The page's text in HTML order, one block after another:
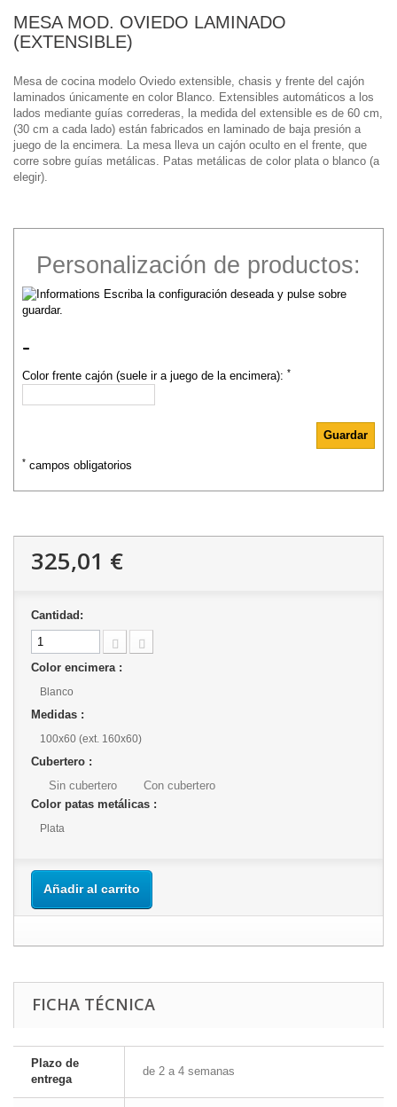
MESA MOD. OVIEDO LAMINADO
(EXTENSIBLE)
Mesa de cocina modelo Oviedo extensible, chasis y frente del cajón
laminados únicamente en color Blanco. Extensibles automáticos a los
lados mediante guías correderas, la medida del extensible es de 60 cm,
(30 cm a cada lado) están fabricados en laminado de baja presión a
juego de la encimera. La mesa lleva un cajón oculto en el frente, que
corre sobre guías metálicas. Patas metálicas de color plata o blanco (a
elegir).
Personalización de productos:
Escriba la configuración deseada y pulse sobre
guardar.
-
Color frente cajón (suele ir a juego de la encimera):*
* campos obligatorios
325,01 €
Cantidad:
Color encimera :
Blanco
Medidas :
100x60 (ext. 160x60)
Cubertero :
Sin cubertero
Con cubertero
Color patas metálicas :
Plata
Añadir al carrito
FICHA TÉCNICA
Plazo de
entrega
de 2 a 4 semanas